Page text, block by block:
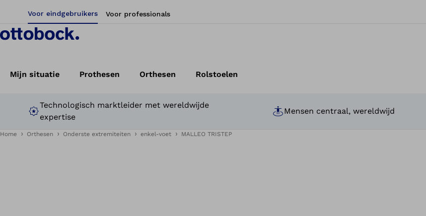
Voor eindgebruikers Voor professionals
Mijn situatie Prothesen Orthesen Rolstoelen
Technologisch marktleider met wereldwijde
expertise
Mensen centraal, wereldwijd
Home Orthesen Onderste extremiteiten enkel-voet MALLEO TRISTEP